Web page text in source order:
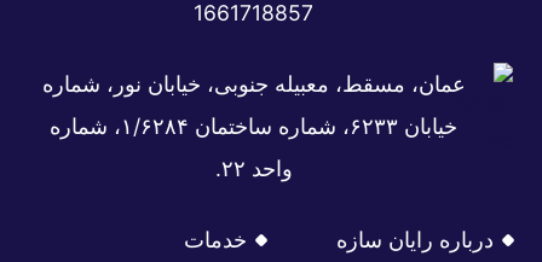
1661718857
عمان، مسقط، معبیله جنوبی، خیابان نور، شماره
خیابان ۶۲۳۳، شماره ساختمان ۱/۶۲۸۴، شماره
واحد ۲۲.
درباره رایان سازه خدمات